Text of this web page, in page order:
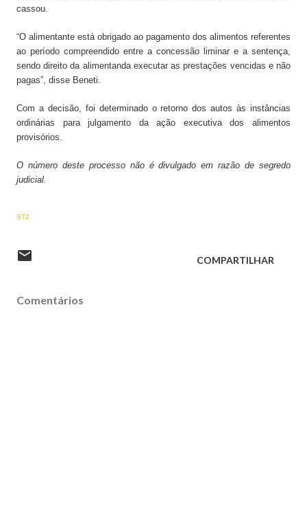
cassou.
“O alimentante está obrigado ao pagamento dos alimentos referentes
ao período compreendido entre a concessão liminar e a sentença,
sendo direito da alimentanda executar as prestações vencidas e não
pagas”, disse Beneti.
Com a decisão, foi determinado o retorno dos autos às instâncias
ordinárias para julgamento da ação executiva dos alimentos
provisórios.
O número deste processo não é divulgado em razão de segredo
judicial.
STJ
COMPARTILHAR
Comentários